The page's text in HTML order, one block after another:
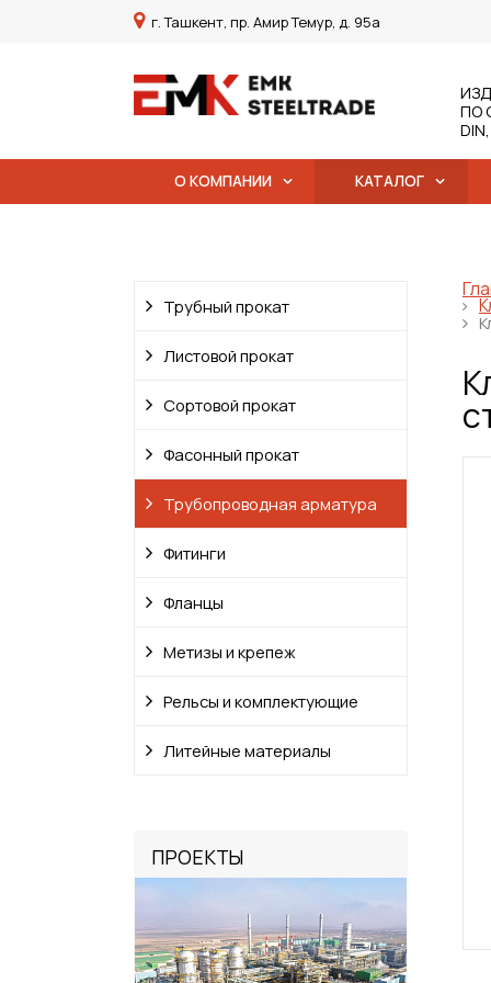
г. Ташкент, пр. Амир Темур, д. 95а
ПО
О КОМПАНИИ КАТАЛОГ
Трубный прокат
Листовой прокат
Сортовой прокат
Фасонный прокат
Трубопроводная арматура
Фитинги
Фланцы
Метизы и крепеж
Рельсы и комплектующие
Литейные материалы
ПРОЕКТЫ